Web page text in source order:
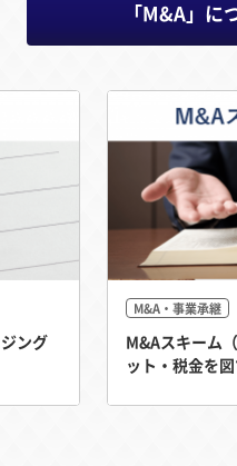
「M&A」に
ング
M&A・事業承継
M&Aスキーム
ット・税金を